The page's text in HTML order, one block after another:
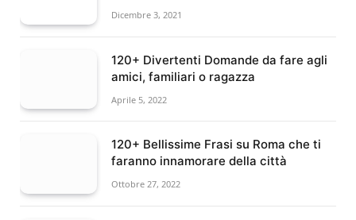
Dicembre 3, 2021
120+ Divertenti Domande da fare agli
amici, familiari o ragazza
Aprile 5, 2022
120+ Bellissime Frasi su Roma che ti
faranno innamorare della città
Ottobre 27, 2022